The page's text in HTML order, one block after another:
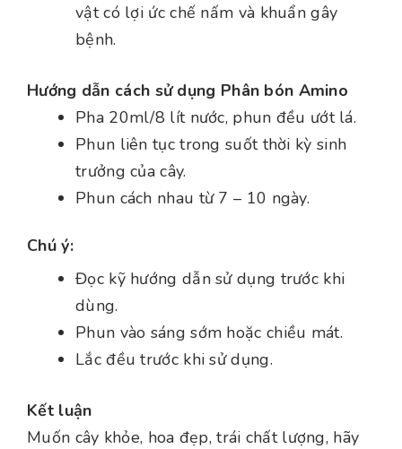
vật có lợi ức chế nấm và khuẩn gây
bệnh.
Hướng dẫn cách sử dụng Phân bón Amino
Pha 20ml/8 lít nước, phun đều ướt lá.
Phun liên tục trong suốt thời kỳ sinh
trưởng của cây.
Phun cách nhau từ 7 – 10 ngày.
Chú ý:
Đọc kỹ hướng dẫn sử dụng trước khi
dùng.
Phun vào sáng sớm hoặc chiều mát.
Lắc đều trước khi sử dụng.
Kết luận
Muốn cây khỏe, hoa đẹp, trái chất lượng, hãy